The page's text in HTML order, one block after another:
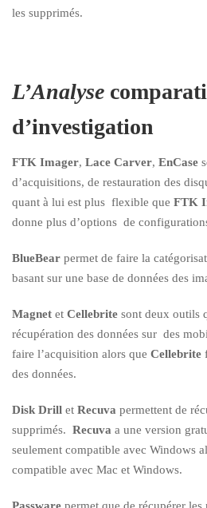
les supprimés.
L’Analyse
d’investigation
FTK Imager, Lace Carver, EnCase
d’acquisitions, de restauration des
quant à lui est plus flexible que FTK
donne plus d’options de
BlueBear permet de faire la
basant sur une base de données des
Magnet et Cellebrite sont deux outils
récupération des données sur des
faire l’acquisition alors que Cellebrite
des données.
Disk Drill et Recuva permettent de
supprimés. Recuva a une version
seulement compatible avec Windows
compatible avec Mac et Windows.